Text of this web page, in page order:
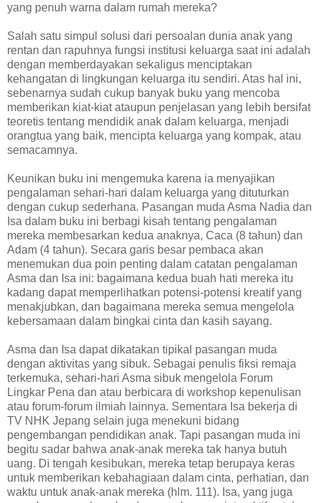
yang penuh warna dalam rumah mereka‭?
Salah satu simpul solusi dari persoalan dunia anak yang
rentan dan rapuhnya fungsi institusi keluarga saat ini adalah
dengan memberdayakan sekaligus menciptakan
kehangatan di lingkungan keluarga itu sendiri.‭ ‬Atas hal ini,‭
‬sebenarnya sudah cukup banyak buku yang mencoba
memberikan kiat-kiat ataupun penjelasan yang lebih bersifat
teoretis tentang mendidik anak dalam keluarga,‭ ‬menjadi
orangtua yang baik,‭ ‬mencipta keluarga yang kompak,‭ ‬atau
semacamnya.
Keunikan buku ini mengemuka karena ia menyajikan
pengalaman sehari-hari dalam keluarga yang dituturkan
dengan cukup sederhana.‭ ‬Pasangan muda Asma Nadia dan
Isa dalam buku ini berbagi kisah tentang pengalaman
mereka membesarkan kedua anaknya,‭ ‬Caca‭ (‬8‭ ‬tahun‭) ‬dan
Adam‭ (‬4‭ ‬tahun‭)‬.‭ ‬Secara garis besar pembaca akan
menemukan dua poin penting dalam catatan pengalaman
Asma dan Isa ini:‭ ‬bagaimana kedua buah hati mereka itu
kadang dapat memperlihatkan potensi-potensi kreatif yang
menakjubkan,‭ ‬dan bagaimana mereka semua mengelola
kebersamaan dalam bingkai cinta dan kasih sayang.
Asma dan Isa dapat dikatakan tipikal pasangan muda
dengan aktivitas yang sibuk.‭ ‬Sebagai penulis fiksi remaja
terkemuka,‭ ‬sehari-hari Asma sibuk mengelola Forum
Lingkar Pena dan atau berbicara di‭ ‬workshop kepenulisan
atau forum-forum ilmiah lainnya.‭ ‬Sementara Isa bekerja di
TV NHK Jepang selain juga menekuni bidang
pengembangan pendidikan anak.‭ ‬Tapi pasangan muda ini
begitu sadar bahwa anak-anak mereka tak hanya butuh
uang.‭ ‬Di tengah kesibukan,‭ ‬mereka tetap berupaya keras
untuk memberikan kebahagiaan dalam cinta,‭ ‬perhatian,‭ ‬dan
waktu untuk anak-anak mereka‭ (‬hlm.‭ ‬111‭)‬.‭ ‬Isa,‭ ‬yang juga